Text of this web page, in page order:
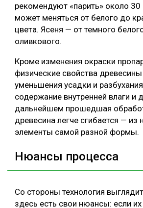
рекомендуют «парить» около 30
может меняться от белого до
цвета. Ясеня — от темного
оливкового.
Кроме изменения окраски
физические свойства
уменьшения усадки и
содержание внутренней влаги и
дальнейшем прошедшая
древесина легче сгибается —
элементы самой разной формы.
Нюансы процесса
Со стороны технология
здесь есть свои нюансы: если их